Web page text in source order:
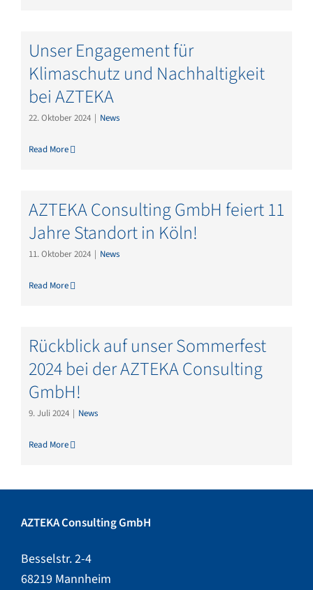
Unser Engagement für
Klimaschutz und Nachhaltigkeit
bei AZTEKA
22. Oktober 2024 | News
Read More
AZTEKA Consulting GmbH feiert 11
Jahre Standort in Köln!
11. Oktober 2024 | News
Read More
Rückblick auf unser Sommerfest
2024 bei der AZTEKA Consulting
GmbH!
9. Juli 2024 | News
Read More
AZTEKA Consulting GmbH
Besselstr. 2-4
68219 Mannheim